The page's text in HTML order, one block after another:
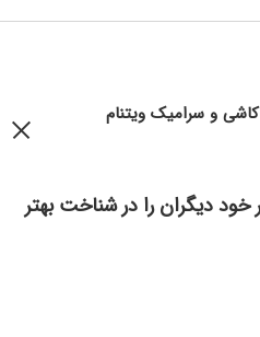
کاشی و سرامیک ویتنام
خود دیگران را در شناخت بهتر